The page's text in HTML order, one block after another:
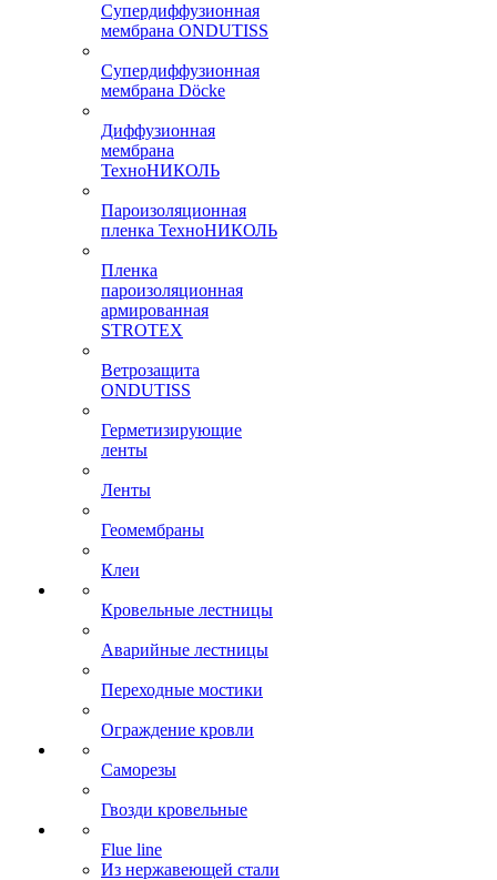
Супердиффузионная
мембрана ONDUTISS
Супердиффузионная
мембрана Döcke
Диффузионная
мембрана
ТехноНИКОЛЬ
Пароизоляционная
пленка ТехноНИКОЛЬ
Пленка
пароизоляционная
армированная
STROTEX
Ветрозащита
ONDUTISS
Герметизирующие
ленты
Ленты
Геомембраны
Клеи
Кровельные лестницы
Аварийные лестницы
Переходные мостики
Ограждение кровли
Саморезы
Гвозди кровельные
Flue line
Из нержавеющей стали